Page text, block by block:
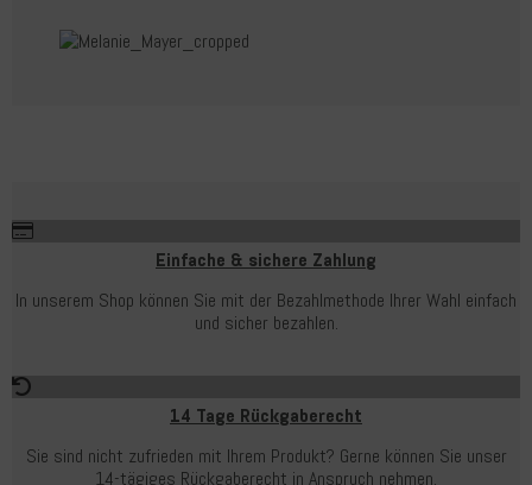
Einfache & sichere Zahlung
In unserem Shop können Sie mit der Bezahlmethode Ihrer Wahl einfach
und sicher bezahlen.
14 Tage Rückgaberecht
Sie sind nicht zufrieden mit Ihrem Produkt? Gerne können Sie unser
14-tägiges Rückgaberecht in Anspruch nehmen.